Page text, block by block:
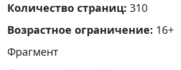
Количество страниц: 310
Возрастное ограничение: 16+
Фрагмент